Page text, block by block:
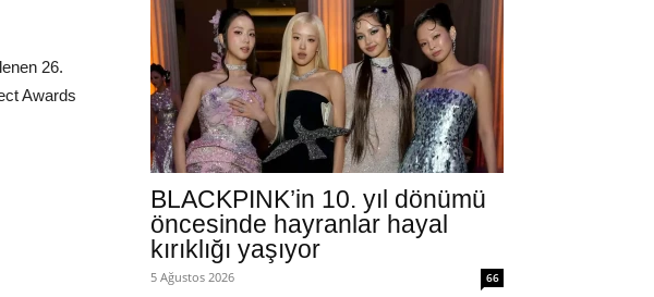
26.
Awards
BLACKPINK’in 10. yıl dönümü
öncesinde hayranlar hayal
kırıklığı yaşıyor
5 Ağustos 2026 66